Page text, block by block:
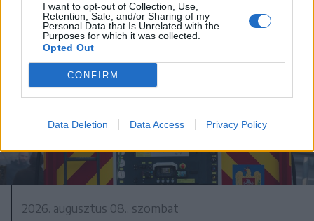
I want to opt-out of Collection, Use,
Retention, Sale, and/or Sharing of my
Personal Data that Is Unrelated with the
Purposes for which it was collected.
Opted Out
CONFIRM
Data Deletion Data Access Privacy Policy
2026. augusztus 08., szombat